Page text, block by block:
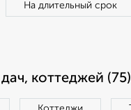
На длительный срок
коттеджей (75)